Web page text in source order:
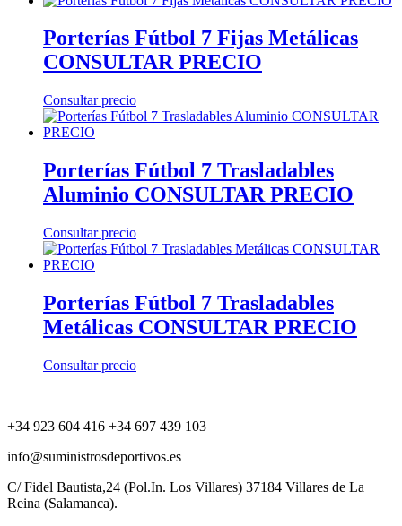
Porterías Fútbol 7 Fijas Metálicas
CONSULTAR PRECIO
Consultar precio
Porterías Fútbol 7 Trasladables
Aluminio CONSULTAR PRECIO
Consultar precio
Porterías Fútbol 7 Trasladables
Metálicas CONSULTAR PRECIO
Consultar precio
+34 923 604 416 +34 697 439 103
info@suministrosdeportivos.es
C/ Fidel Bautista,24 (Pol.In. Los Villares) 37184 Villares de La
Reina (Salamanca).